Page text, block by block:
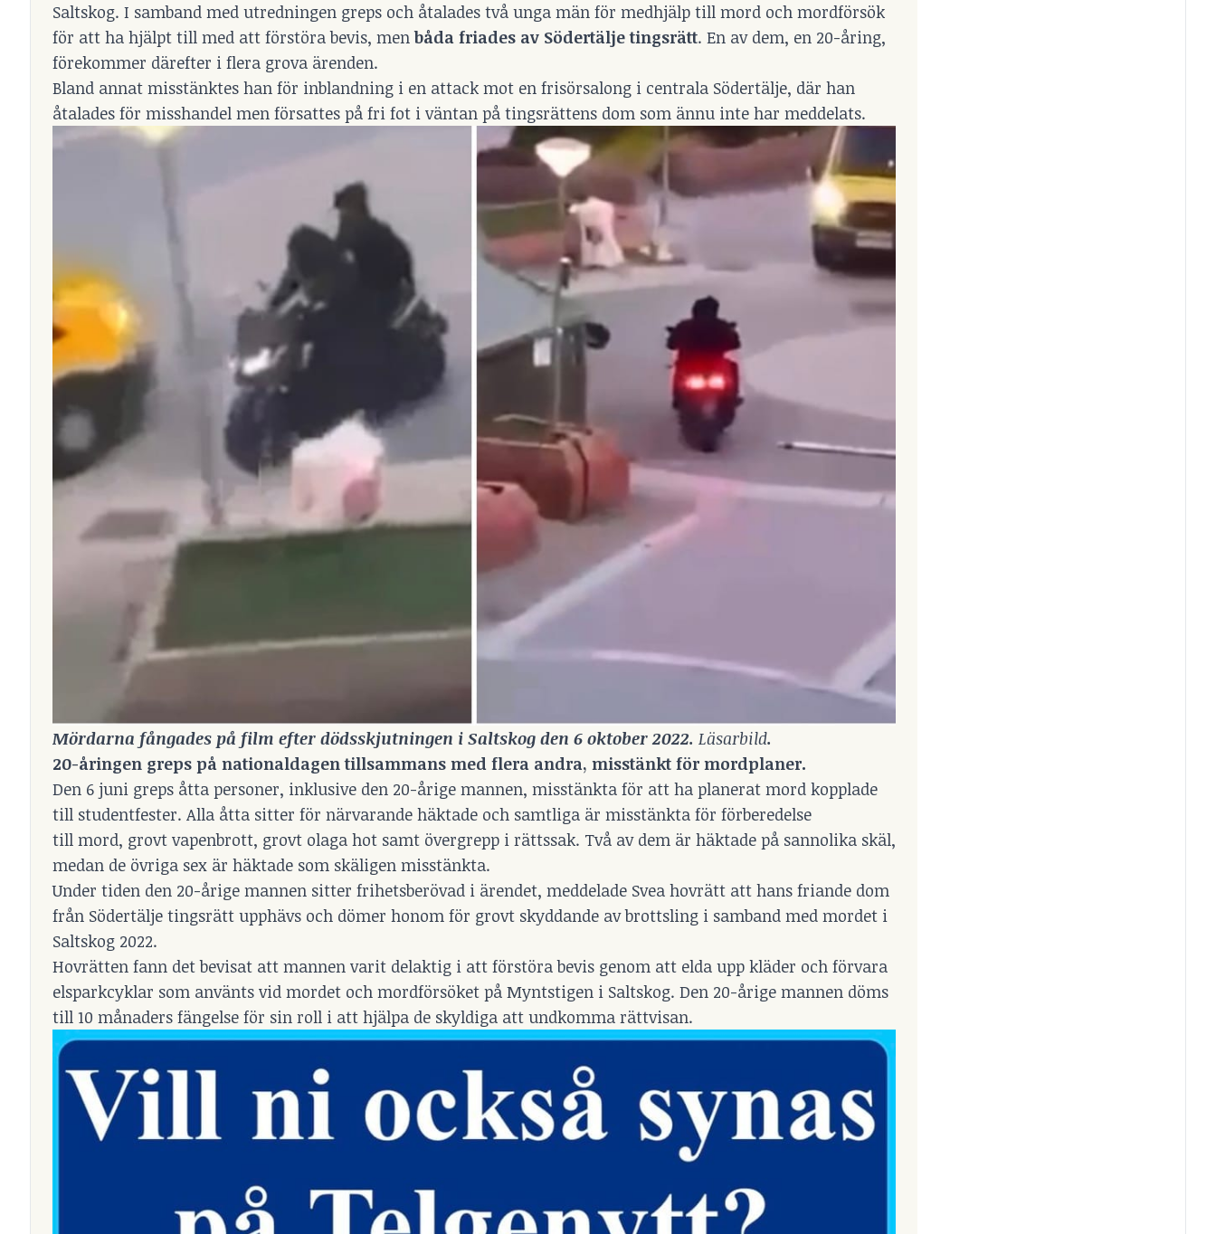
Saltskog. I samband med utredningen greps och åtalades två unga män för medhjälp till mord och mordförsök
för att ha hjälpt till med att förstöra bevis, menbåda friades av Södertälje tingsrätt. En av dem, en 20-åring,
förekommer därefter i flera grova ärenden.
Bland annat misstänktes han för inblandning i en attack mot en frisörsalong i centrala Södertälje, där han
åtalades för misshandel men försattes på fri fot i väntan på tingsrättens dom som ännu inte har meddelats.
Mördarna fångades på film efter dödsskjutningen i Saltskog den 6 oktober 2022. Läsarbild.
20-åringen greps på nationaldagen tillsammans med flera andra, misstänkt för mordplaner.
Den 6 juni greps åtta personer, inklusive den 20-årige mannen, misstänkta för att ha planerat mord kopplade
till studentfester. Alla åtta sitter för närvarande häktade och samtliga är misstänkta för förberedelse
till mord, grovt vapenbrott, grovt olaga hot samt övergrepp i rättssak. Två av dem är häktade på sannolika skäl,
medan de övriga sex är häktade som skäligen misstänkta.
Under tiden den 20-årige mannen sitter frihetsberövad i ärendet, meddelade Svea hovrätt att hans friande dom
från Södertälje tingsrätt upphävs och dömer honom för grovt skyddande av brottsling i samband med mordet i
Saltskog 2022.
Hovrätten fann det bevisat att mannen varit delaktig i att förstöra bevis genom att elda upp kläder och förvara
elsparkcyklar som använts vid mordet och mordförsöket på Myntstigen i Saltskog. Den 20-årige mannen döms
till 10 månaders fängelse för sin roll i att hjälpa de skyldiga att undkomma rättvisan.